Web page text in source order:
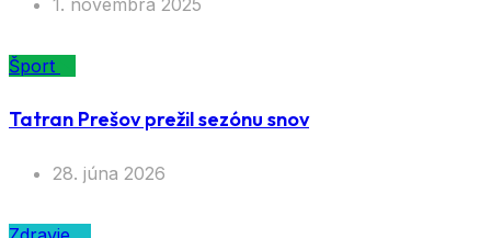
Šport
Tatran Prešov prežil sezónu snov
28. júna 2026